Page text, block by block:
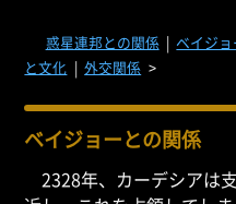
惑星連邦との関係 | ベイジ
と文化 | 外交関係 >
ベイジョーとの関係
2328年、カーデシアは